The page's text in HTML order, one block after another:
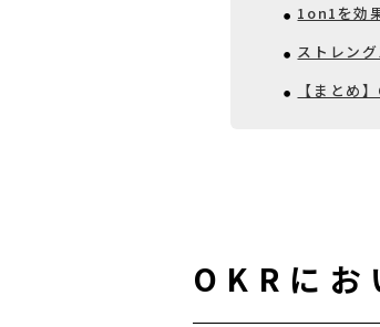
1on1を効
ストレン
【まとめ
OKRにお